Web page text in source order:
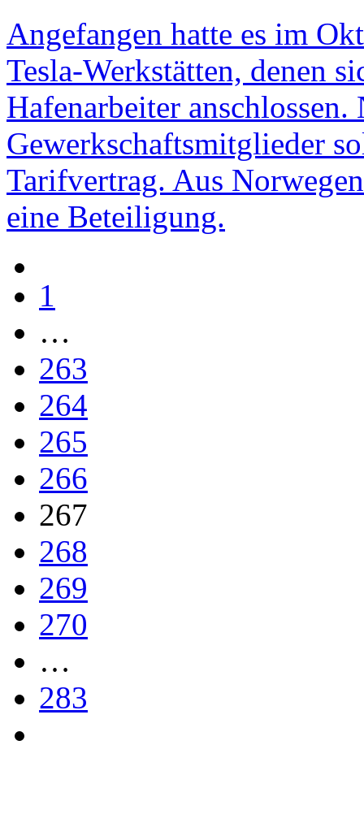
Angefangen hatte es im
Tesla-Werkstätten, denen
Hafenarbeiter
Gewerkschaftsmitglieder
Tarifvertrag. Aus
eine Beteiligung.
1
…
263
264
265
266
267
268
269
270
…
283